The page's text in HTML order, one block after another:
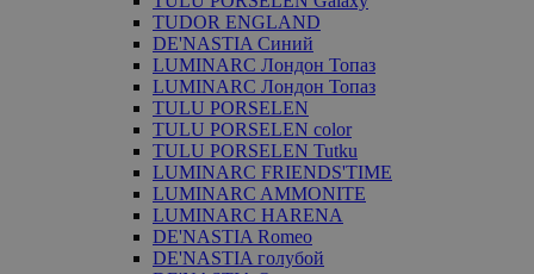
TUDOR ENGLAND
DE'NASTIA Синий
LUMINARC Лондон Топаз
LUMINARC Лондон Топаз
TULU PORSELEN
TULU PORSELEN color
TULU PORSELEN Tutku
LUMINARC FRIENDS'TIME
LUMINARC AMMONITE
LUMINARC HARENA
DE'NASTIA Romeo
DE'NASTIA голубой